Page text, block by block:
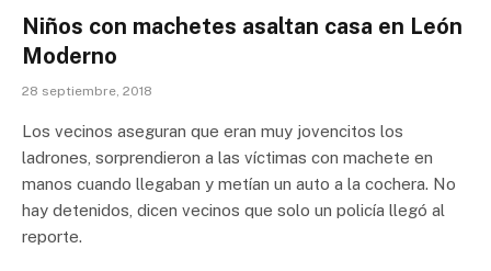
Niños con machetes asaltan casa en León
Moderno
28 septiembre, 2018
Los vecinos aseguran que eran muy jovencitos los
ladrones, sorprendieron a las víctimas con machete en
manos cuando llegaban y metían un auto a la cochera. No
hay detenidos, dicen vecinos que solo un policía llegó al
reporte.